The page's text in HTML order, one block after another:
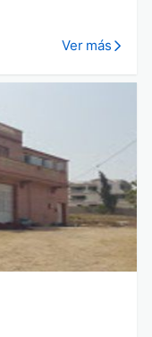
Ver más